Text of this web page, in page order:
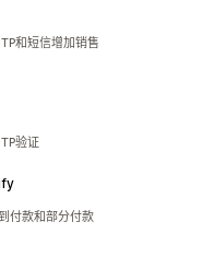
和短信增加销售
验证
付款和部分付款